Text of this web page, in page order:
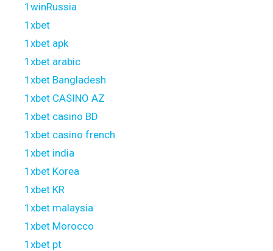
1winRussia
1xbet
1xbet apk
1xbet arabic
1xbet Bangladesh
1xbet CASINO AZ
1xbet casino BD
1xbet casino french
1xbet india
1xbet Korea
1xbet KR
1xbet malaysia
1xbet Morocco
1xbet pt